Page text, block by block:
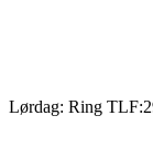
Lørdag: Ring